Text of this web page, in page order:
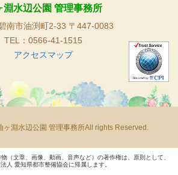
淵水辺公園 管理事務所
南市油渕町2-33 〒447-0083
TEL：0566-41-1515
アクセスマップ
淵水辺公園 管理事務所All rights Reserved.
（文章、画像、動画、音声など）の著作権は、原則として、
人 愛知県都市整備協会に帰属します。